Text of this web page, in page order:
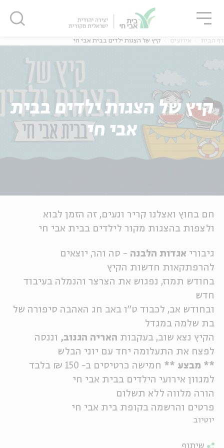
דף הבית אירועים קיץ של הצגות ילדים בבית אבי חי
קיץ של הצגות ילדים בבית
אבי חי
חם בחוץ ואצלנו קריר ונעים, זה הזמן לבוא
ולצפות בהצגות מקור לילדים בבית אבי חי
גיבורי אגדות הלבנה - סה והר, יוצאים
להרפתקאות חדשות הקיץ
בחודש תמוז, נפגוש את הצרצר והנמלה בעיבוד
חדש
ובחודש אב, לכבוד ט"ו באב חג האהבה סיפורה של
בת שלמה במגדל
הקיץ נצא שוב, בעקבות האריה הגנוב, וננסה
לפצח את התעלומה יחד עם יוני הבלש
** מבצע **
חמישה כרטיסים ב- 150 ₪ בלבד
למגוון אירועי הילדים בבית אבי חי
הורה מלווה ללא תשלום
פרטים והרשמה בקופת בית אבי חי
יוטיוב
שיתוף
סגור